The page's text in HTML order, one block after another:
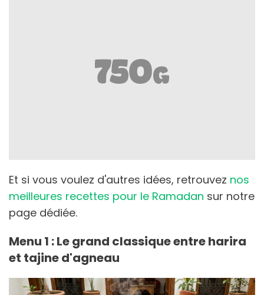
Et si vous voulez d'autres idées, retrouvez nos
meilleures recettes pour le Ramadan sur notre
page dédiée.
Menu 1 : Le grand classique entre harira
et tajine d'agneau